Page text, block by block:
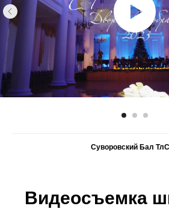
Суворовский Бал
Видеосъемка